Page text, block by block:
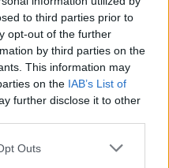
to third parties prior to
opt-out of the further
by third parties on the
This information may
on the IAB’s List of
further disclose it to other
Outs